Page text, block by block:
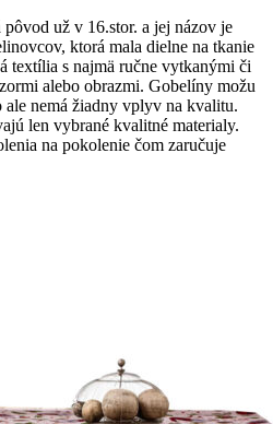
pôvod už v 16.stor. a jej názov je
ktorá mala dielne na tkanie
textília s najmä ručne vytkanými či
alebo obrazmi. Gobelíny možu
nemá žiadny vplyv na kvalitu.
len vybrané kvalitné materialy.
na pokolenie čom zaručuje